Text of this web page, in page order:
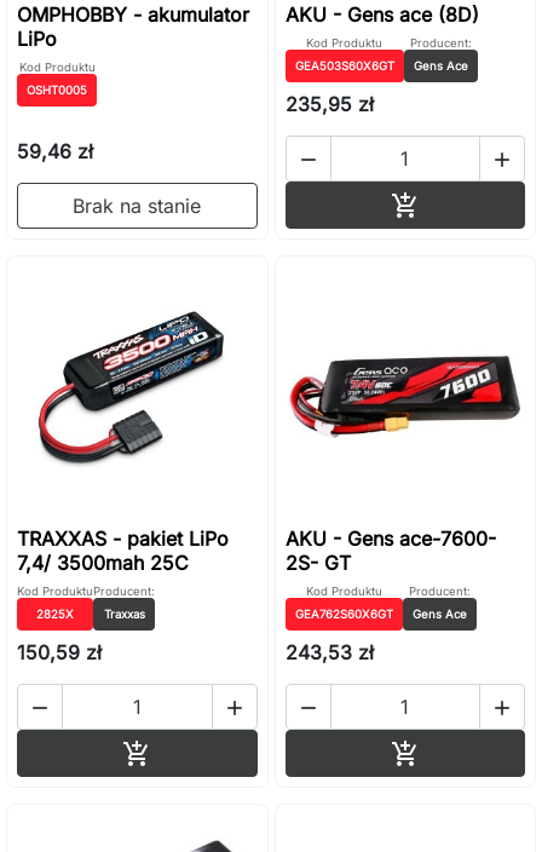
OMPHOBBY - akumulator
LiPo
Kod Produktu
OSHT0005
59,46 zł
Brak na stanie
AKU - Gens ace (8D)
Kod Produktu
GEA503S60X6GT
Producent:
Gens Ace
235,95 zł
 

TRAXXAS - pakiet LiPo
7,4/ 3500mah 25C
Kod Produktu
2825X
Producent:
Traxxas
150,59 zł
 

AKU - Gens ace-7600-
2S- GT
Kod Produktu
GEA762S60X6GT
Producent:
Gens Ace
243,53 zł
 
